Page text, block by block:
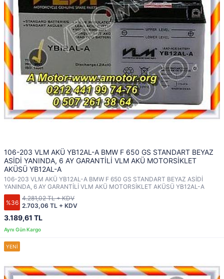
106-203 VLM AKÜ YB12AL-A BMW F 650 GS STANDART BEYAZ
ASİDİ YANINDA, 6 AY GARANTİLİ VLM AKÜ MOTORSİKLET
AKÜSÜ YB12AL-A
106-203 VLM AKÜ YB12AL-A BMW F 650 GS STANDART BEYAZ ASİDİ
YANINDA, 6 AY GARANTİLİ VLM AKÜ MOTORSİKLET AKÜSÜ YB12AL-A
%36
3.189,61 TL
2.703,06 TL + KDV
4.281,02 TL + KDV